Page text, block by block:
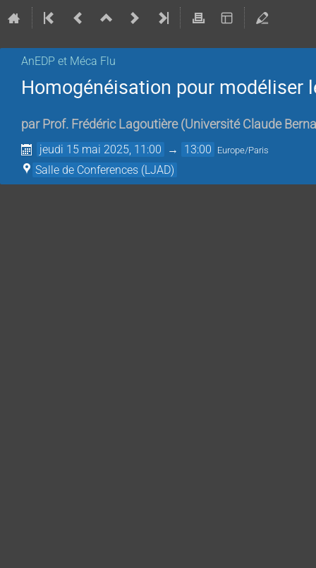
AnEDP et Méca Flu
Homogénéisation pour modéliser
par Prof. Frédéric Lagoutière (Université Claude
jeudi 15 mai 2025, 11:00 → 13:00 Europe/Paris
Salle de Conferences (LJAD)